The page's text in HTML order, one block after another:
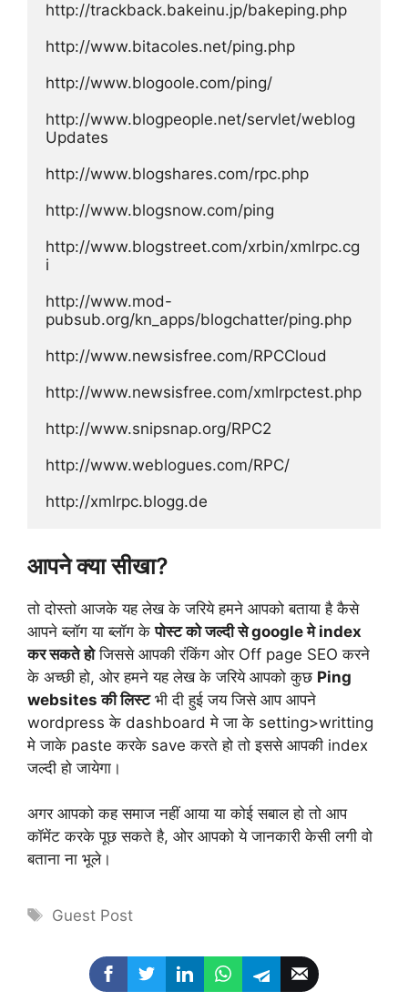
http://trackback.bakeinu.jp/bakeping.php
http://www.bitacoles.net/ping.php
http://www.blogoole.com/ping/
http://www.blogpeople.net/servlet/weblog
Updates
http://www.blogshares.com/rpc.php
http://www.blogsnow.com/ping
http://www.blogstreet.com/xrbin/xmlrpc.cg
i
http://www.mod-
pubsub.org/kn_apps/blogchatter/ping.php
http://www.newsisfree.com/RPCCloud
http://www.newsisfree.com/xmlrpctest.php
http://www.snipsnap.org/RPC2
http://www.weblogues.com/RPC/
http://xmlrpc.blogg.de
आपने क्या सीखा?
तो दोस्तो आजके यह लेख के जरिये हमने आपको बताया है कैसे
आपने ब्लॉग या ब्लॉग केपोस्ट को जल्दी से google मे index
कर सकते होजिससे आपकी रंकिंग ओर Off page SEO करने
के अच्छी हो, ओर हमने यह लेख के जरिये आपको कुछ Ping
websites की लिस्टभी दी हुई जय जिसे आप आपने
wordpress के dashboard मे जा के setting>writting
मे जाके paste करके save करते हो तो इससे आपकी index
जल्दी हो जायेगा।
अगर आपको कह समाज नहीं आया या कोई सबाल हो तो आप
कॉमेंट करके पूछ सकते है, ओर आपको ये जानकारी केसी लगी वो
बताना ना भूले।
Tags
Guest Post